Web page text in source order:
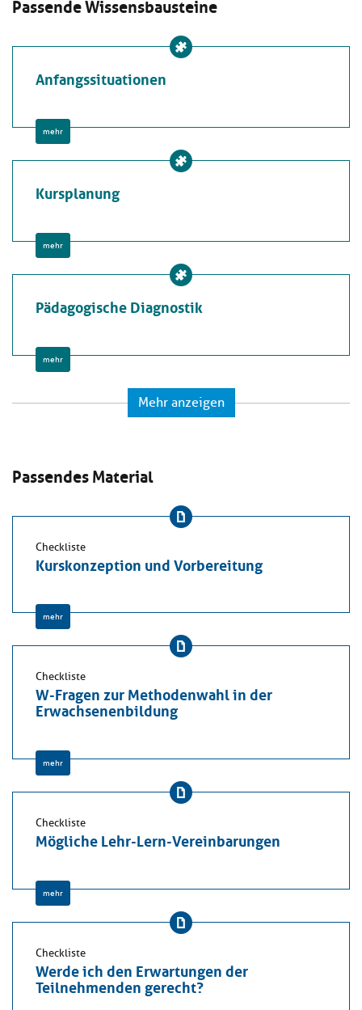
Anfangssituationen
mehr
Kursplanung
mehr
Pädagogische Diagnostik
mehr
Mehr anzeigen
Passendes Material
Checkliste
Kurskonzeption und Vorbereitung
mehr
Checkliste
W-Fragen zur Methodenwahl in der
Erwachsenenbildung
mehr
Checkliste
Mögliche Lehr-Lern-Vereinbarungen
mehr
Checkliste
Werde ich den Erwartungen der
Teilnehmenden gerecht?